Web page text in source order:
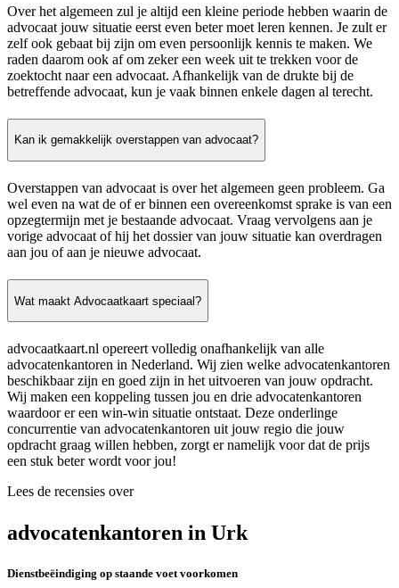
Over het algemeen zul je altijd een kleine periode hebben waarin de
advocaat jouw situatie eerst even beter moet leren kennen. Je zult er
zelf ook gebaat bij zijn om even persoonlijk kennis te maken. We
raden daarom ook af om zeker een week uit te trekken voor de
zoektocht naar een advocaat. Afhankelijk van de drukte bij de
betreffende advocaat, kun je vaak binnen enkele dagen al terecht.
Kan ik gemakkelijk overstappen van advocaat?
Overstappen van advocaat is over het algemeen geen probleem. Ga
wel even na wat de of er binnen een overeenkomst sprake is van een
opzegtermijn met je bestaande advocaat. Vraag vervolgens aan je
vorige advocaat of hij het dossier van jouw situatie kan overdragen
aan jou of aan je nieuwe advocaat.
Wat maakt Advocaatkaart speciaal?
advocaatkaart.nl opereert volledig onafhankelijk van alle
advocatenkantoren in Nederland. Wij zien welke advocatenkantoren
beschikbaar zijn en goed zijn in het uitvoeren van jouw opdracht.
Wij maken een koppeling tussen jou en drie advocatenkantoren
waardoor er een win-win situatie ontstaat. Deze onderlinge
concurrentie van advocatenkantoren uit jouw regio die jouw
opdracht graag willen hebben, zorgt er namelijk voor dat de prijs
een stuk beter wordt voor jou!
Lees de recensies over
advocatenkantoren in Urk
Dienstbeëindiging op staande voet voorkomen